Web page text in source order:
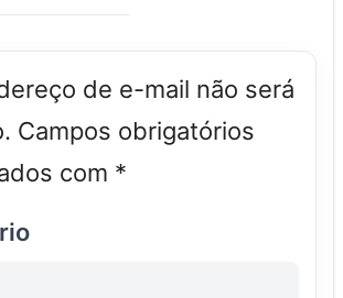
de e-mail não será
Campos obrigatórios
com *